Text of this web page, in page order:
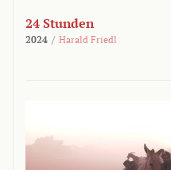
24 Stunden
2024 / Harald Friedl